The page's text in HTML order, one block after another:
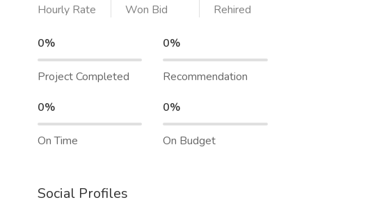
Hourly Rate Won Bid Rehired
0%
Project Completed
0%
Recommendation
0%
On Time
0%
On Budget
Social Profiles